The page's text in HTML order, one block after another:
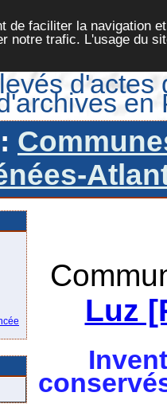
de faciliter la navigation
notre trafic. L'usage du
d'actes
en
Luz